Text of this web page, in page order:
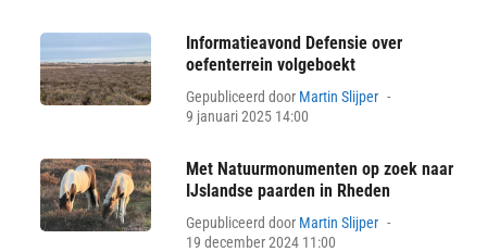
Informatieavond Defensie over
oefenterrein volgeboekt
Gepubliceerd door Martin Slijper
9 januari 2025 14:00
Met Natuurmonumenten op zoek naar
IJslandse paarden in Rheden
Gepubliceerd door Martin Slijper
19 december 2024 11:00